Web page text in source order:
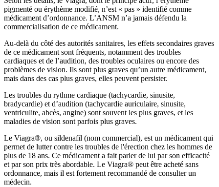
pigmenté ou érythème modifié, n’est « pas » identifié comme
médicament d’ordonnance. L’ANSM n’a jamais défendu la
commercialisation de ce médicament.
Au-delà du côté des autorités sanitaires, les effets secondaires graves
de ce médicament sont fréquents, notamment des troubles
cardiaques et de l’audition, des troubles oculaires ou encore des
problèmes de vision. Ils sont plus graves qu’un autre médicament,
mais dans des cas plus graves, elles peuvent persister.
Les troubles du rythme cardiaque (tachycardie, sinusite,
bradycardie) et d’audition (tachycardie auriculaire, sinusite,
ventriculite, abcès, angine) sont souvent les plus graves, et les
maladies de vision sont parfois plus graves.
Le Viagra®, ou sildenafil (nom commercial), est un médicament qui
permet de lutter contre les troubles de l'érection chez les hommes de
plus de 18 ans. Ce médicament a fait parler de lui par son efficacité
et par son prix très abordable. Le Viagra® peut être acheté sans
ordonnance, mais il est fortement recommandé de consulter un
médecin.